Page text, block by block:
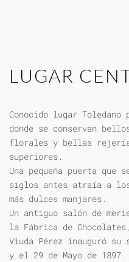
LUGAR
Conocido lugar Toledano
donde se conservan
florales y bellas
superiores.
Una pequeña puerta que
siglos antes atraía a
más dulces manjares.
Un antiguo salón de
la Fábrica de
Viuda Pérez inauguró
y el 29 de Mayo de 1897.